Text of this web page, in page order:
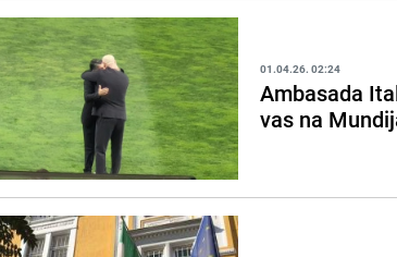
01.04.26. 02:24
Ambasada
vas na